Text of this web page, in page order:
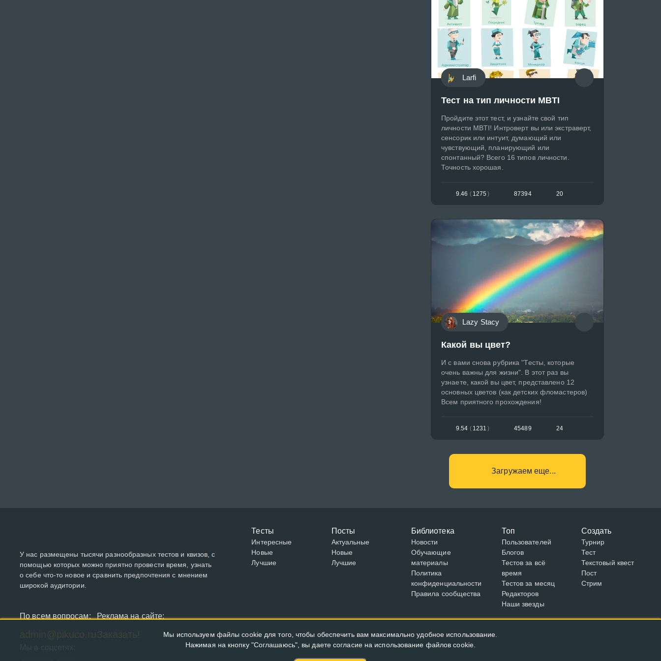
Larfi
Тест на тип личности MBTI
Пройдите этот тест, и узнайте свой тип
личности MBTI! Интроверт вы или экстраверт,
сенсорик или интуит, думающий или
чувствующий, планирующий или
спонтанный? Всего 16 типов личности.
Точность хорошая.
9.46 ( 1275 ) 87394 20
Lazy Stacy
Какой вы цвет?
И с вами снова рубрика "Тесты, которые
очень важны для жизни". В этот раз вы
узнаете, какой вы цвет, представлено 12
основных цветов (как детских фломастеров)
Всем приятного прохождения!
9.54 ( 1231 ) 45489 24
Загружаем еще...
У нас размещены тысячи разнообразных тестов и квизов, с
помощью которых можно приятно провести время, узнать
о себе что-то новое и сравнить предпочтения с мнением
широкой аудитории.
По всем вопросам: Реклама на сайте:
Тесты
Интересные
Новые
Лучшие
Посты
Актуальные
Новые
Лучшие
Библиотека
Новости
Обучающие
материалы
Политика
конфиденциальности
Правила сообщества
Топ
Пользователей
Блогов
Тестов за всё
время
Тестов за месяц
Редакторов
Наши звезды
Создать
Турнир
Тест
Текстовый квест
Пост
Стрим
Мы используем файлы cookie для того, чтобы обеспечить вам максимально удобное использование.
Нажимая на кнопку "Соглашаюсь", вы даете согласие на использование файлов cookie.